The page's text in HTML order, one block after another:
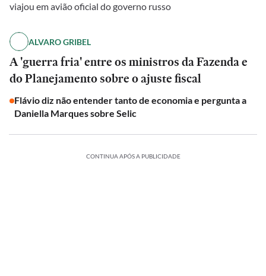
viajou em avião oficial do governo russo
ALVARO GRIBEL
A 'guerra fria' entre os ministros da Fazenda e
do Planejamento sobre o ajuste fiscal
Flávio diz não entender tanto de economia e pergunta a
Daniella Marques sobre Selic
CONTINUA APÓS A PUBLICIDADE